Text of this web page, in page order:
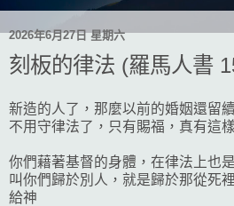
2026年6月27日 星期六
刻板的律法 (羅馬人書
新造的人了，那麼以前的婚姻還留
不用守律法了，只有賜福，真有這
你們藉著基督的身體，在律法上也
叫你們歸於別人，就是歸於那從死
給神